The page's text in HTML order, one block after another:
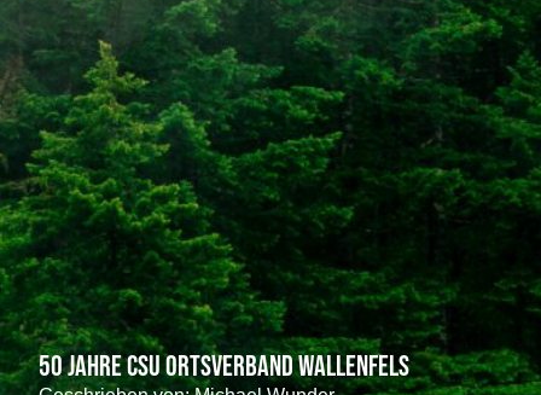
50 Jahre CSU Ortsverband Wallenfels